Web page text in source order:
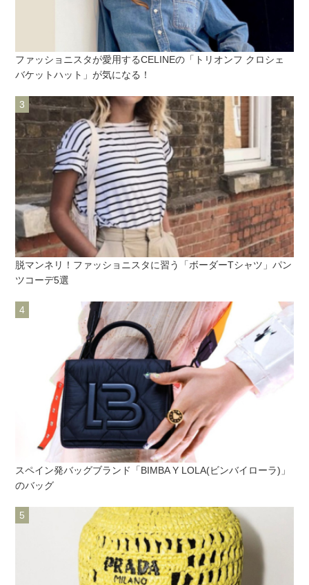
ファッショニスタが愛用するCELINEの「トリオンフ クロシェ
バケットハット」が気になる！
脱マンネリ！ファッショニスタに習う「ボーダーTシャツ」パン
ツコーデ5選
スペイン発バッグブランド「BIMBA Y LOLA(ビンバイローラ)」
のバッグ